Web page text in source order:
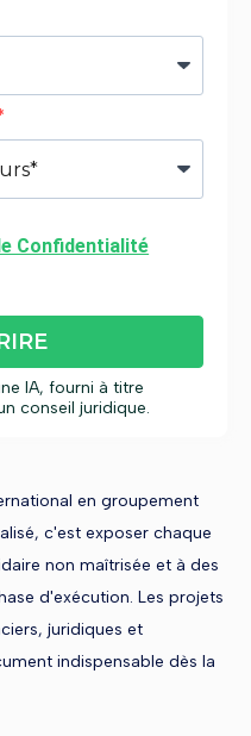
en groupement
c'est exposer chaque
non maîtrisée et à des
d'exécution. Les projets
juridiques et
indispensable dès la
Confidentialité
IA, fourni à titre
conseil juridique.